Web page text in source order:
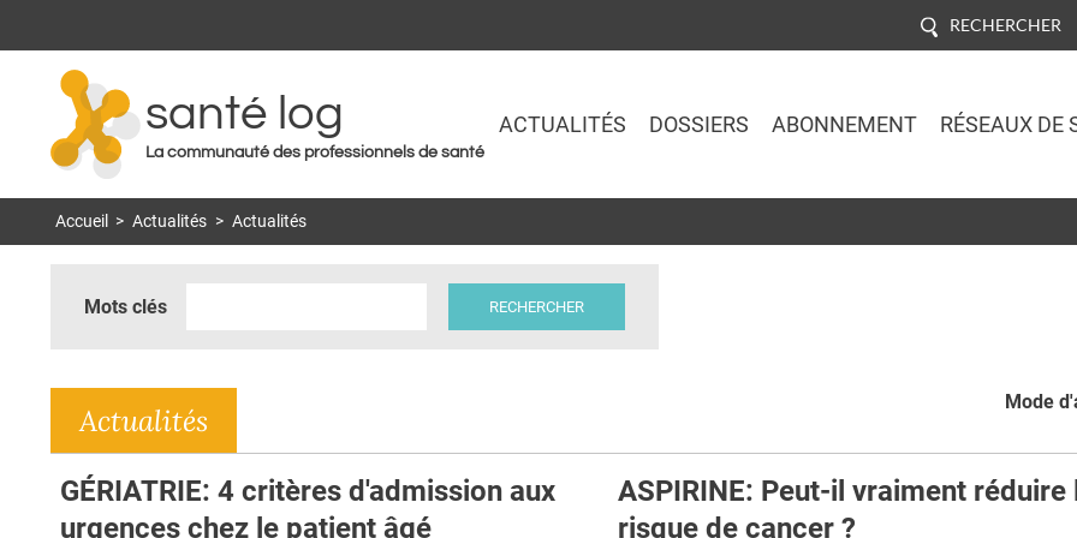
RECHERCHER
santé log
La communauté des professionnels de santé
ACTUALITÉS DOSSIERS ABONNEMENT RÉSEAUX DE
Accueil > Actualités > Actualités
Mots clés
Mode
Actualités
GÉRIATRIE: 4 critères d'admission aux
urgences chez le patient âgé
ASPIRINE: Peut-il vraiment réduire
risque de cancer ?